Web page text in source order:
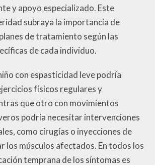
y apoyo especializado. Este
subraya la importancia de
de tratamiento según las
de cada individuo.
con espasticidad leve podría
físicos regulares y
que otro con movimientos
podría necesitar intervenciones
como cirugías o inyecciones de
los músculos afectados. En todos los
temprana de los síntomas es